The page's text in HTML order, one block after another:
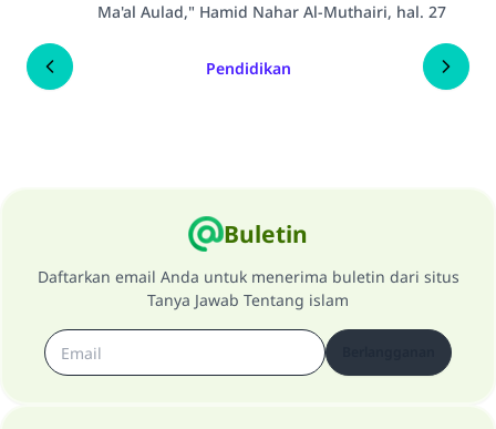
Ma'al Aulad," Hamid Nahar Al-Muthairi, hal. 27
Pendidikan
Buletin
Daftarkan email Anda untuk menerima buletin dari situs
Tanya Jawab Tentang islam